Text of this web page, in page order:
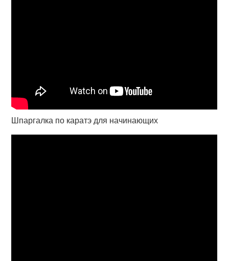
Шпаргалка по каратэ для начинающих